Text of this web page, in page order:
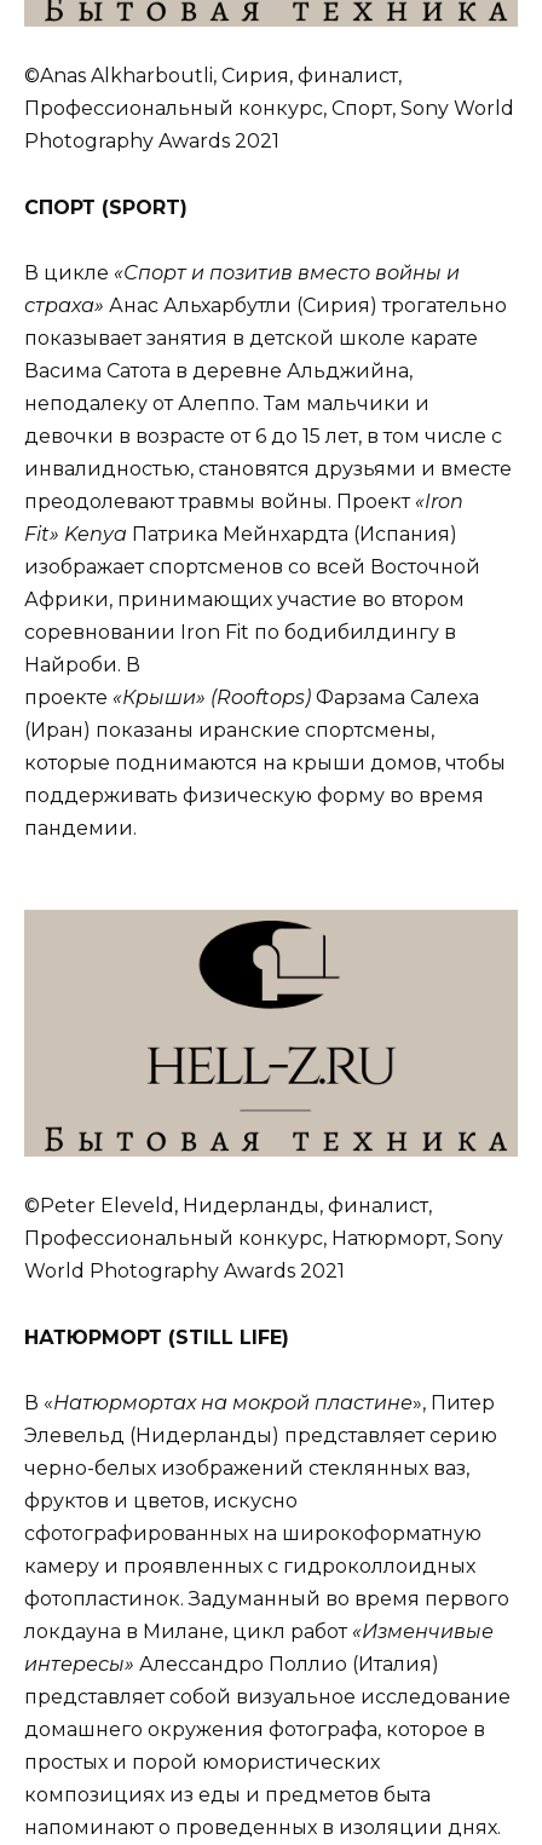
©Anas Alkharboutli, Сирия, финалист,
Профессиональный конкурс, Спорт, Sony World
Photography Awards 2021
СПОРТ (SPORT)
В цикле «Спорт и позитив вместо войны и
страха» Анас Альхарбутли (Сирия) трогательно
показывает занятия в детской школе карате
Васима Сатота в деревне Альджийна,
неподалеку от Алеппо. Там мальчики и
девочки в возрасте от 6 до 15 лет, в том числе с
инвалидностью, становятся друзьями и вместе
преодолевают травмы войны. Проект «Iron
Fit» Kenya Патрика Мейнхардта (Испания)
изображает спортсменов со всей Восточной
Африки, принимающих участие во втором
соревновании Iron Fit по бодибилдингу в
Найроби. В
проекте «Крыши» (Rooftops) Фарзама Салеха
(Иран) показаны иранские спортсмены,
которые поднимаются на крыши домов, чтобы
поддерживать физическую форму во время
пандемии.
©Peter Eleveld, Нидерланды, финалист,
Профессиональный конкурс, Натюрморт, Sony
World Photography Awards 2021
НАТЮРМОРТ (STILL LIFE)
В «Натюрмортах на мокрой пластине», Питер
Элевельд (Нидерланды) представляет серию
черно-белых изображений стеклянных ваз,
фруктов и цветов, искусно
сфотографированных на широкоформатную
камеру и проявленных с гидроколлоидных
фотопластинок. Задуманный во время первого
локдауна в Милане, цикл работ «Изменчивые
интересы» Алессандро Поллио (Италия)
представляет собой визуальное исследование
домашнего окружения фотографа, которое в
простых и порой юмористических
композициях из еды и предметов быта
напоминают о проведенных в изоляции днях.